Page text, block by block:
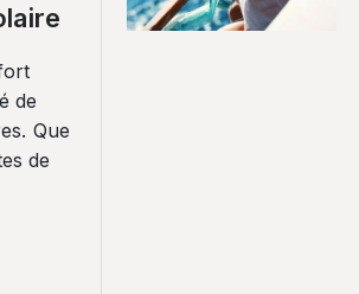
de
Que
de